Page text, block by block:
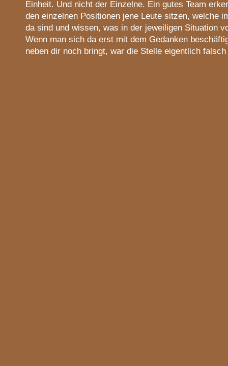
Einheit. Und nicht der Einzelne. Ein gutes Team
den einzelnen Positionen jene Leute sitzen, welche
da sind und wissen, was in der jeweiligen Situation
Wenn man sich da erst mit dem Gedanken
neben dir noch bringt, war die Stelle eigentlich